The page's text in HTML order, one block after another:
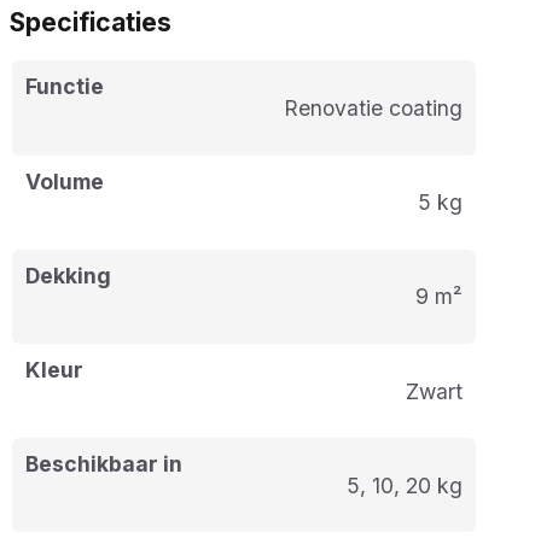
Specificaties
Functie
Renovatie coating
Volume
5 kg
Dekking
9 m²
Kleur
Zwart
Beschikbaar in
5, 10, 20 kg